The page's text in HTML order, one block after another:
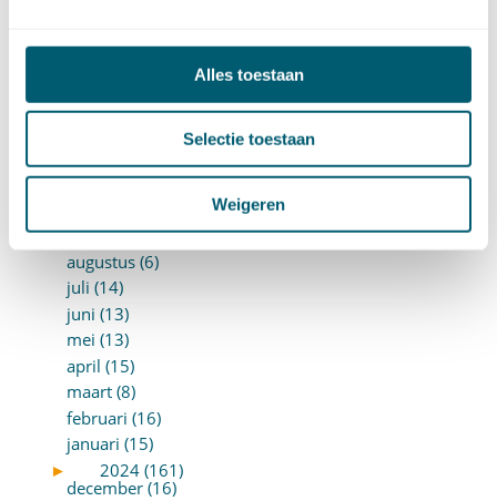
Alles toestaan
Selectie toestaan
Weigeren
januari (14)
november (15)
september (8)
augustus (6)
juli (14)
juni (13)
mei (13)
april (15)
maart (8)
februari (16)
januari (15)
►
2024 (161)
december (16)